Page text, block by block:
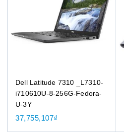
Dell Latitude 7310 _L7310-
i710610U-8-256G-Fedora-
U-3Y
37,755,107₫